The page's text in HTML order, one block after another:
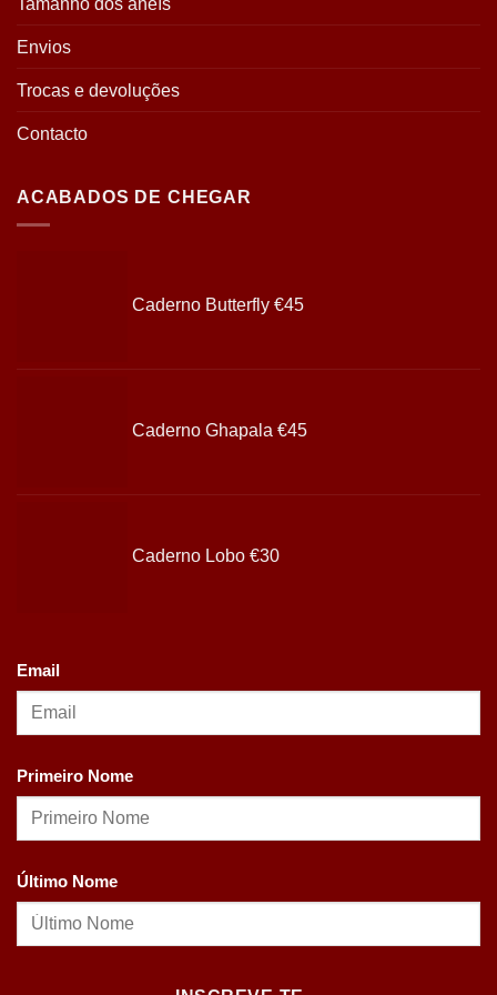
Envios
Trocas e devoluções
Contacto
ACABADOS DE CHEGAR
Caderno Butterfly €45
Caderno Ghapala €45
Caderno Lobo €30
Email
Primeiro Nome
Último Nome